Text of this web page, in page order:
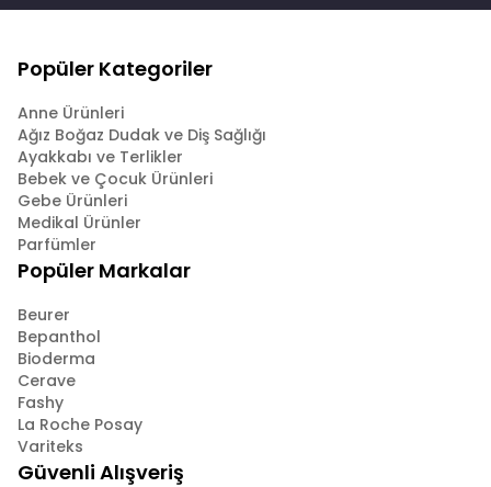
Popüler Kategoriler
Anne Ürünleri
Ağız Boğaz Dudak ve Diş Sağlığı
Ayakkabı ve Terlikler
Bebek ve Çocuk Ürünleri
Gebe Ürünleri
Medikal Ürünler
Parfümler
Popüler Markalar
Beurer
Bepanthol
Bioderma
Cerave
Fashy
La Roche Posay
Variteks
Güvenli Alışveriş